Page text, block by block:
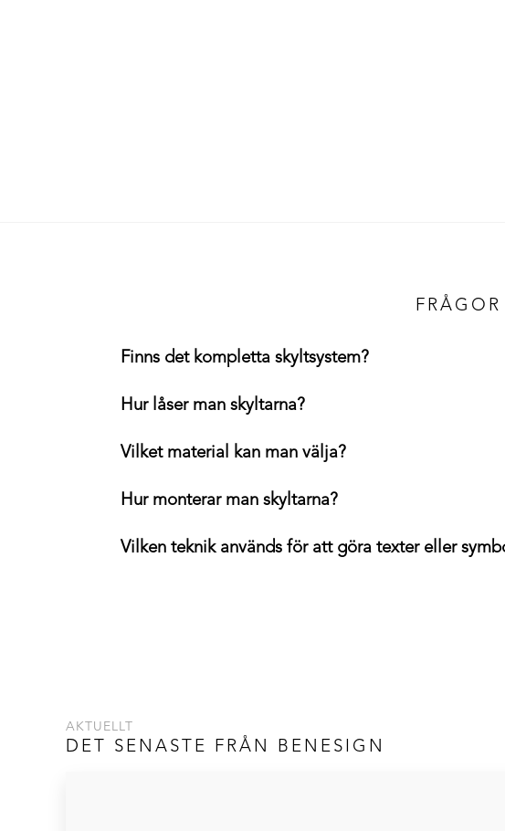
Finns det kompletta skyltsystem?
Hur låser man skyltarna?
Vilket material kan man välja?
Hur monterar man skyltarna?
Vilken teknik används för att göra texter eller
AKTUELLT
DET SENASTE FRÅN BENESIGN